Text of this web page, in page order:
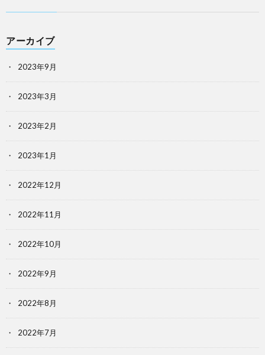
アーカイブ
2023年9月
2023年3月
2023年2月
2023年1月
2022年12月
2022年11月
2022年10月
2022年9月
2022年8月
2022年7月